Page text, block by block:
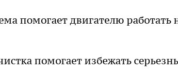
помогает двигателю
помогает избежать